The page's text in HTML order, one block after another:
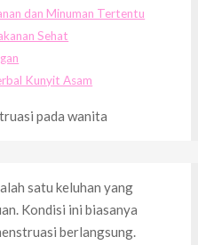
dan Minuman Tertentu
Sehat
Kunyit Asam
satu keluhan yang
Kondisi ini biasanya
berlangsung.